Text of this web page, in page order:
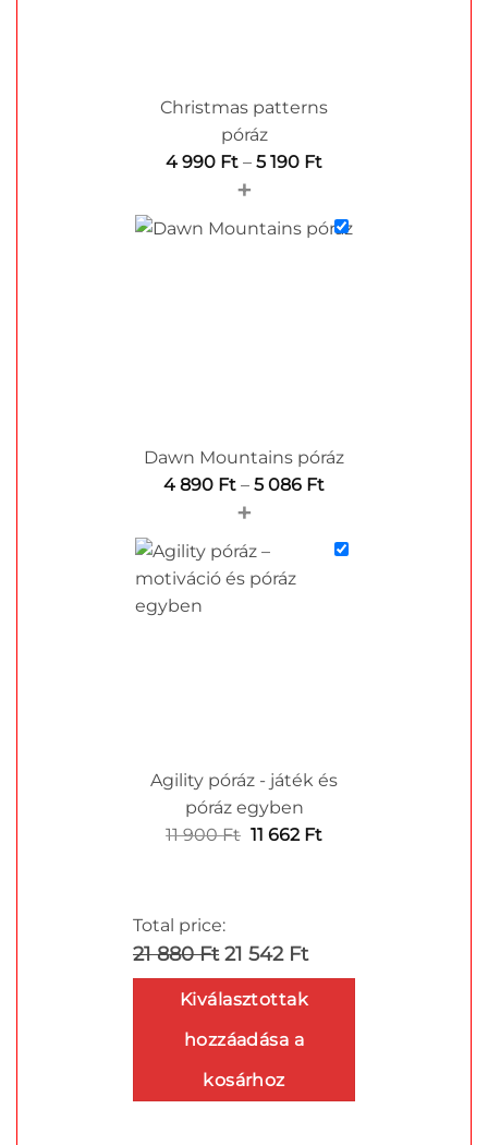
Christmas patterns
póráz
4 990 Ft – 5 190 FtÁrtartomány:
990 Ft
+
Dawn Mountains póráz
4 890 Ft – 5 086 FtÁrtartomány:
890 Ft
+
Agility póráz - játék és
póráz egyben
11 900Ft Original
900 Ft.
11 662 FtCurrent
Total price:
21 880 Ft 21 542 Ft
Kiválasztottak
hozzáadása a
kosárhoz